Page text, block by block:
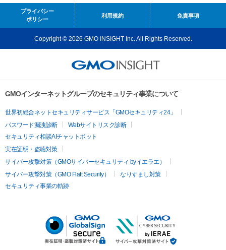
プライバシー
ポリシー
利用規約 免責事項
Copyright © 2026 GMO INSIGHT Inc. All Rights Reserved.
GMOインターネットグループのセキュリティ事業について
世界初総合ネットセキュリティサービス「GMOセキュリティ24」
パスワード漏洩診断
Webサイトリスク診断
セキュリティ相談AIチャットボット
実在証明・盗聴対策
サイバー攻撃対策（GMOサイバーセキュリティ byイエラエ）
サイバー攻撃対策（GMO Flatt Security）
なりすまし対策
セキュリティ事業の軌跡